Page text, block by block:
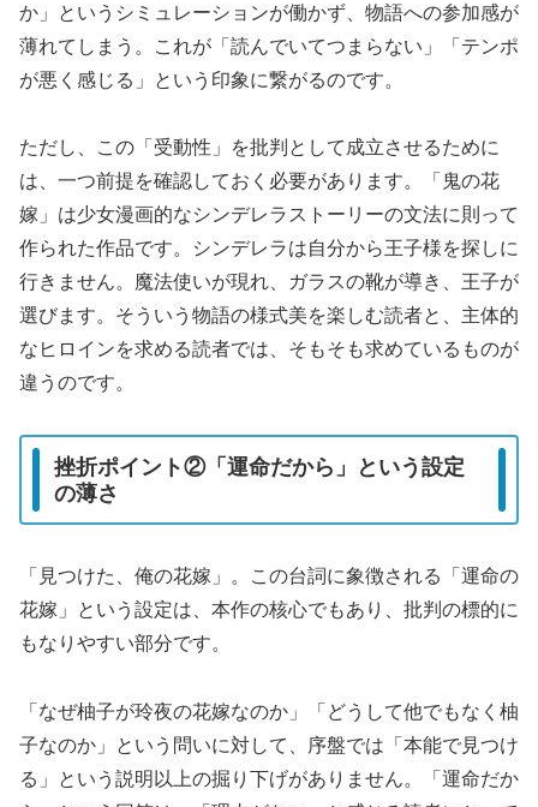
か」というシミュレーションが働かず、物語への参加感が
薄れてしまう。これが「読んでいてつまらない」「テンポ
が悪く感じる」という印象に繋がるのです。
ただし、この「受動性」を批判として成立させるために
は、一つ前提を確認しておく必要があります。「鬼の花
嫁」は少女漫画的なシンデレラストーリーの文法に則って
作られた作品です。シンデレラは自分から王子様を探しに
行きません。魔法使いが現れ、ガラスの靴が導き、王子が
選びます。そういう物語の様式美を楽しむ読者と、主体的
なヒロインを求める読者では、そもそも求めているものが
違うのです。
挫折ポイント②「運命だから」という設定
の薄さ
「見つけた、俺の花嫁」。この台詞に象徴される「運命の
花嫁」という設定は、本作の核心でもあり、批判の標的に
もなりやすい部分です。
「なぜ柚子が玲夜の花嫁なのか」「どうして他でもなく柚
子なのか」という問いに対して、序盤では「本能で見つけ
る」という説明以上の掘り下げがありません。「運命だか